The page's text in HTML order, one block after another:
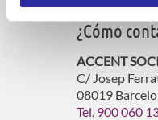
¿Cómo
ACCENT
C/ Josep
08019
Tel. 900 060